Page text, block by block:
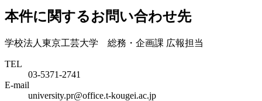
本件に関するお問い合わせ先
学校法人東京工芸大学 総務・企画課 広報担当
TEL
03-5371-2741
E-mail
university.pr@office.t-kougei.ac.jp